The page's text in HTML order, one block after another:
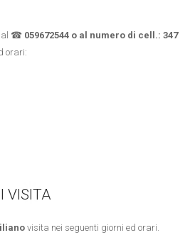
al ☎ 059672544 o al numero di cell.: 347
orari:
VISITA
visita nei seguenti giorni ed orari.